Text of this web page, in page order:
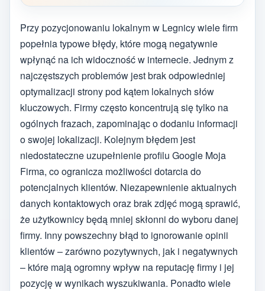
Przy pozycjonowaniu lokalnym w Legnicy wiele firm
popełnia typowe błędy, które mogą negatywnie
wpłynąć na ich widoczność w internecie. Jednym z
najczęstszych problemów jest brak odpowiedniej
optymalizacji strony pod kątem lokalnych słów
kluczowych. Firmy często koncentrują się tylko na
ogólnych frazach, zapominając o dodaniu informacji
o swojej lokalizacji. Kolejnym błędem jest
niedostateczne uzupełnienie profilu Google Moja
Firma, co ogranicza możliwości dotarcia do
potencjalnych klientów. Niezapewnienie aktualnych
danych kontaktowych oraz brak zdjęć mogą sprawić,
że użytkownicy będą mniej skłonni do wyboru danej
firmy. Inny powszechny błąd to ignorowanie opinii
klientów – zarówno pozytywnych, jak i negatywnych
– które mają ogromny wpływ na reputację firmy i jej
pozycję w wynikach wyszukiwania. Ponadto wiele